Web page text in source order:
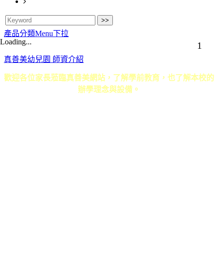
產品分類Menu下拉
1
真善美幼兒園 師資介紹
歡迎各位家長蒞臨真善美網站，了解學前教育，也了解本校的
辦學理念與設備。
Loading...